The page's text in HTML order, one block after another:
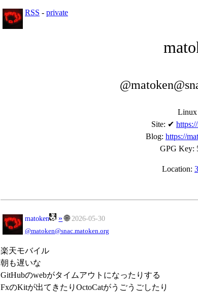
RSS - private
Linux
Site: ✔
Blog: https://
GPG Key:
Location:
matoken » 🌐 2026-05-30
@matoken@snac.matoken.org
楽天モバイル
朝も遅いな
GitHubのwebがタイムアウトになったりする
FxのKitが出てきたりOctoCatがうごうごしたり